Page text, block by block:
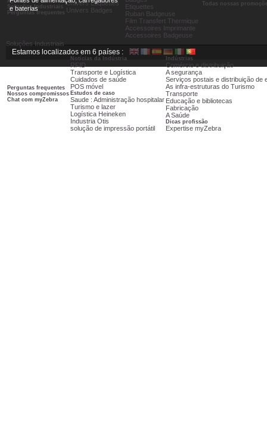
Soluções Industriais
Perguntas frequentes
Univers Etiquettes
Univers Badges
Etiquettes
Ruban Badgeuse
Film Transfert Thermique
Accessoires Imprimante
Accessoires Badgeuse
Todas nossas
Soluções Industriais
Perguntas frequentes
Nossos compromissos
Chat com myZebra
Notícias da Indústria
RFID
Transporte e Logística
Cuidados de saúde
POS móvel
Estudos de caso
Saude : Administração hospitalar
Turismo e lazer
Logística Heineken
Industria Otis
solução de impressão portátil
Indústrias
Comércio e distribuição
A segurança
Serviços postais e distribuição de
As infra-estruturas do Turismo
Transporte
Educação e bibliotecas
Fabricação
A Saúde
Dicas profissão
Expertise myZebra
e baterias
Estamos localizados em 6 países :